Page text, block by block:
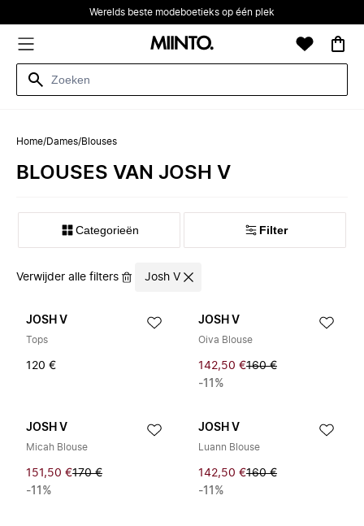
Werelds beste modeboetieks op één plek
Home/Dames/Blouses
BLOUSES VAN JOSH V
Categorieën Filter
Verwijder alle filters Josh V
JOSH V
Tops
120 €
JOSH V
Oiva Blouse
142,50 €160 €
-11%
JOSH V
Micah Blouse
151,50 €170 €
-11%
JOSH V
Luann Blouse
142,50 €160 €
-11%